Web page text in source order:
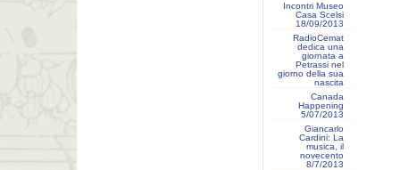
Incontri Museo
Casa Scelsi
18/09/2013
RadioCemat
dedica una
giornata a
Petrassi nel
giorno della sua
nascita
Canada
Happening
5/07/2013
Giancarlo
Cardini: La
musica, il
novecento
8/7/2013